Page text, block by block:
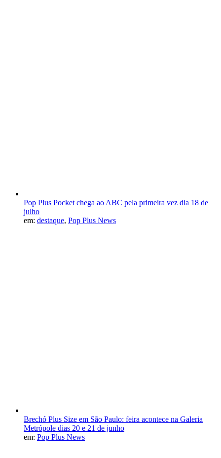
Pop Plus Pocket chega ao ABC pela primeira vez dia 18 de
julho
em: destaque, Pop Plus News
Brechó Plus Size em São Paulo: feira acontece na Galeria
Metrópole dias 20 e 21 de junho
em: Pop Plus News